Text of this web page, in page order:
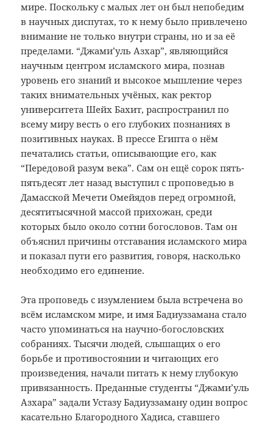
мире. Поскольку с малых лет он был непобедим
в научных диспутах, то к нему было привлечено
внимание не только внутри страны, но и за её
пределами. “Джами’уль Азхар”, являющийся
научным центром исламского мира, познав
уровень его знаний и высокое мышление через
таких внимательных учёных, как ректор
университета Шейх Бахит, распространил по
всему миру весть о его глубоких познаниях в
позитивных науках. В прессе Египта о нём
печатались статьи, описывающие его, как
“Передовой разум века”. Сам он ещё сорок пять-
пятьдесят лет назад выступил с проповедью в
Дамасской Мечети Омейядов перед огромной,
десятитысячной массой прихожан, среди
которых было около сотни богословов. Там он
объяснил причины отставания исламского мира
и показал пути его развития, говоря, насколько
необходимо его единение.
Эта проповедь с изумлением была встречена во
всём исламском мире, и имя Бадиуззамана стало
часто упоминаться на научно-богословских
собраниях. Тысячи людей, слышащих о его
борьбе и противостоянии и читающих его
произведения, начали питать к нему глубокую
привязанность. Преданные студенты “Джами’уль
Азхара” задали Устазу Бадиуззаману один вопрос
касательно Благородного Хадиса, ставшего